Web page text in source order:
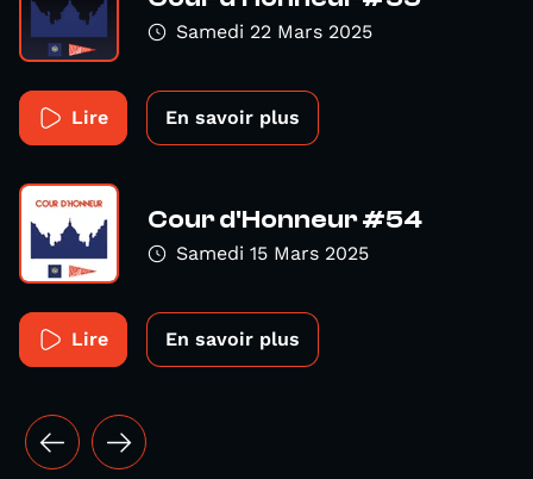
Samedi 22 Mars 2025
Lire En savoir plus
Cour d'Honneur #54
Samedi 15 Mars 2025
Lire En savoir plus